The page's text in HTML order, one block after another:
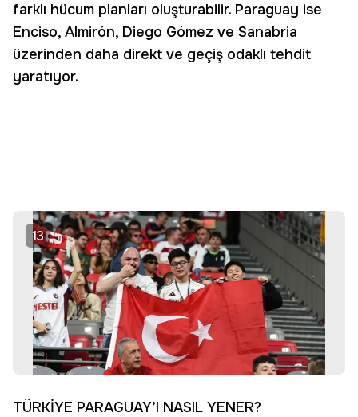
farklı hücum planları oluşturabilir. Paraguay ise
Enciso, Almirón, Diego Gómez ve Sanabria
üzerinden daha direkt ve geçiş odaklı tehdit
yaratıyor.
13
TÜRKİYE PARAGUAY’I NASIL YENER?